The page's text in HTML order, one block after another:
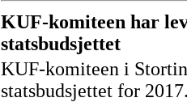
KUF-komiteen har
statsbudsjettet
KUF-komiteen i
statsbudsjettet for